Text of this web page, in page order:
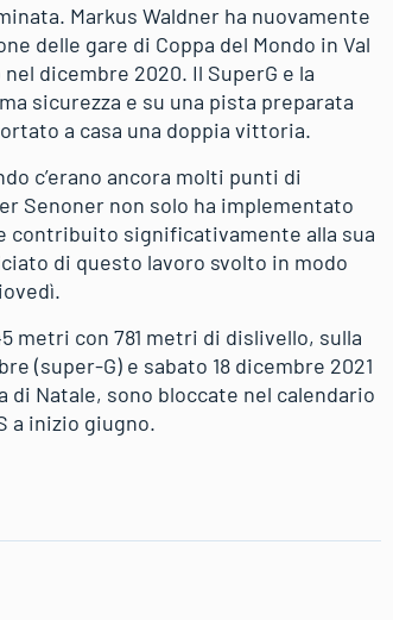
Markus Waldner ha nuovamente
delle gare di Coppa del Mondo in Val
dicembre 2020. Il SuperG e la
sicurezza e su una pista preparata
a casa una doppia vittoria.
c’erano ancora molti punti di
Senoner non solo ha implementato
contribuito significativamente alla sua
di questo lavoro svolto in modo
metri con 781 metri di dislivello, sulla
(super-G) e sabato 18 dicembre 2021
Natale, sono bloccate nel calendario
a inizio giugno.